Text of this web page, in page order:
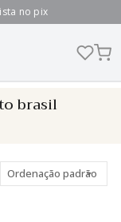
no pix
brasil